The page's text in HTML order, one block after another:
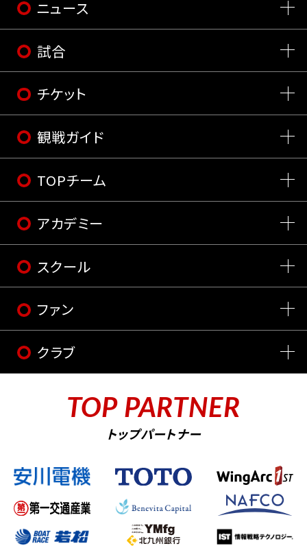
ニュース
試合
チケット
観戦ガイド
TOPチーム
アカデミー
スクール
ファン
クラブ
TOP PARTNER
トップパートナー